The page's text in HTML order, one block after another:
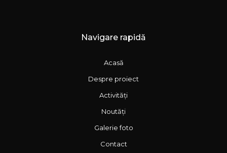
Navigare rapidă
Acasă
Despre proiect
Activități
Noutăți
Galerie foto
Contact